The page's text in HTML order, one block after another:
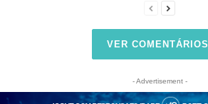
VER COMENTÁRIOS
- Advertisement -